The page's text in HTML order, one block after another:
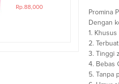
Rp.88,000
Promina
Dengan
1.
2.
3. Tinggi
4. Bebas
5. Tanpa